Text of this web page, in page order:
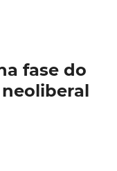
fase do